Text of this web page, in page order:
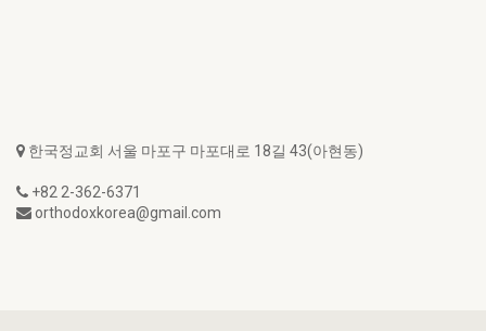
한국정교회 서울 마포구 마포대로 18길 43(아현동)
+82 2-362-6371
orthodoxkorea@gmail.com